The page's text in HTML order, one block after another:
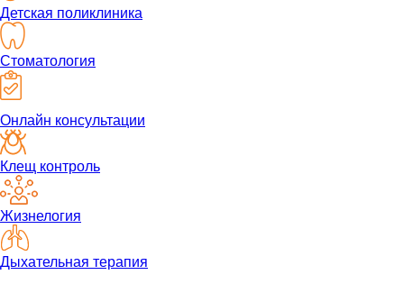
Детская поликлиника
Стоматология
Онлайн консультации
Клещ контроль
Жизнелогия
Дыхательная терапия